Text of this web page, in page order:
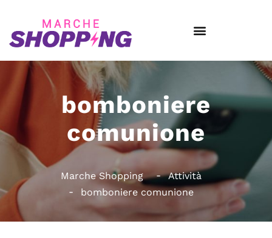
bomboniere
comunione
Marche Shopping
Attività
bomboniere comunione